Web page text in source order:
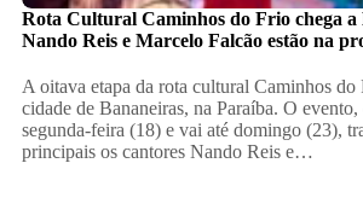
Rota Cultural Caminhos do Frio chega a
Nando Reis e Marcelo Falcão estão na
A oitava etapa da rota cultural Caminhos do
cidade de Bananeiras, na Paraíba. O evento,
segunda-feira (18) e vai até domingo (23),
principais os cantores Nando Reis e…